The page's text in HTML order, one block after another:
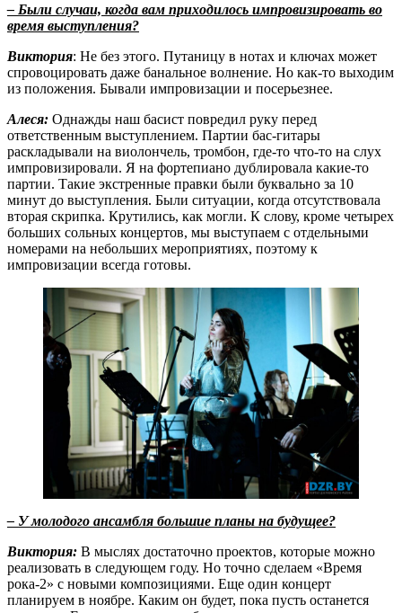
– Были случаи, когда вам приходилось импровизировать во
время выступления?
Виктория: Не без этого. Путаницу в нотах и ключах может
спровоцировать даже банальное волнение. Но как-то выходим
из положения. Бывали импровизации и посерьезнее.
Алеся: Однажды наш басист повредил руку перед
ответственным выступлением. Партии бас-гитары
раскладывали на виолончель, тромбон, где-то что-то на слух
импровизировали. Я на фортепиано дублировала какие-то
партии. Такие экстренные правки были буквально за 10
минут до выступления. Были ситуации, когда отсутствовала
вторая скрипка. Крутились, как могли. К слову, кроме четырех
больших сольных концертов, мы выступаем с отдельными
номерами на небольших мероприятиях, поэтому к
импровизации всегда готовы.
– У молодого ансамбля большие планы на будущее?
Виктория: В мыслях достаточно проектов, которые можно
реализовать в следующем году. Но точно сделаем «Время
рока-2» с новыми композициями. Еще один концерт
планируем в ноябре. Каким он будет, пока пусть останется